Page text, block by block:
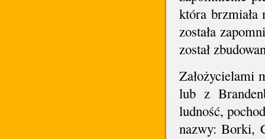
która brzmiała
została
został
Założycielami
lub z
ludność,
nazwy: Borki,